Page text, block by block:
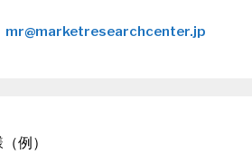
mr@marketresearchcenter.jp
例）